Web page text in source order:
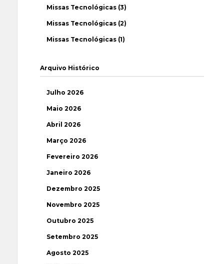
Missas Tecnológicas (3)
Missas Tecnológicas (2)
Missas Tecnológicas (1)
Arquivo Histórico
Julho 2026
Maio 2026
Abril 2026
Março 2026
Fevereiro 2026
Janeiro 2026
Dezembro 2025
Novembro 2025
Outubro 2025
Setembro 2025
Agosto 2025